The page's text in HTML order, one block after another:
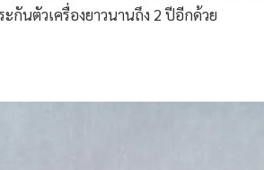
กันตัวเครื่องยาวนานถึง 2 ปีอีกด้วย